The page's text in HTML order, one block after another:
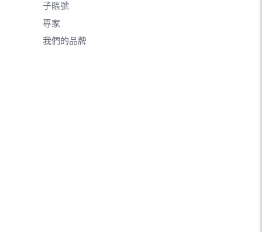
子賬號
專家
我們的品牌